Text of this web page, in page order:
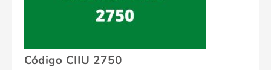
Código CIIU 2750